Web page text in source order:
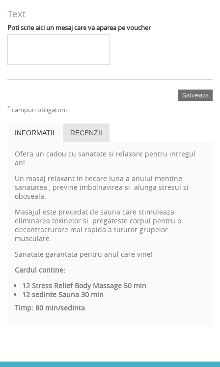
Text
Poti scrie aici un mesaj care va aparea pe voucher
Salveaza
* campuri obligatorii
INFORMATII RECENZII
Ofera un cadou cu sanatate si relaxare pentru intregul
an!
Un masaj relaxant in fiecare luna a anului mentine
sanatatea , previne imbolnavirea si alunga stresul si
oboseala.
Masajul este precedat de sauna care stimuleaza
eliminarea toxinelor si pregateste corpul pentru o
decontracturare mai rapida a tuturor grupelor
musculare.
Sanatate garantata pentru anul care vine!
Cardul contine:
12 Stress Relief Body Massage 50 min
12 sedinte Sauna 30 min
Timp: 80 min/sedinta